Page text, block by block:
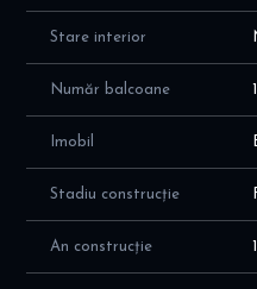
Stare interior
Număr balcoane 1
Imobil
Stadiu construcție
An construcție